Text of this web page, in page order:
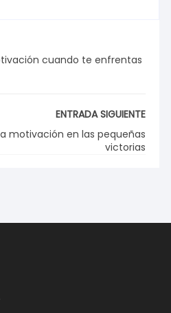
cuando te enfrentas
ENTRADA SIGUIENTE
motivación en las pequeñas
victorias